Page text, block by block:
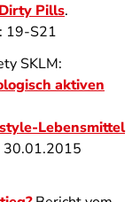
Pills.
19-S21
SKLM:
aktiven
Lebensmittel
30.01.2015